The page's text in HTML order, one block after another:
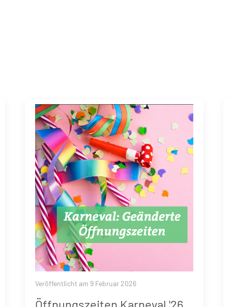
Veröffentlicht am 9 Februar 2026